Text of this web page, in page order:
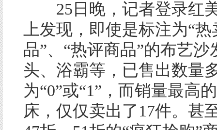
25日晚，记者登录红
上发现，即使是标注为“热
品”、“热评商品”的布艺沙
头、浴霸等，已售出数量
为“0”或“1”，而销量最高
床，仅仅卖出了17件。甚